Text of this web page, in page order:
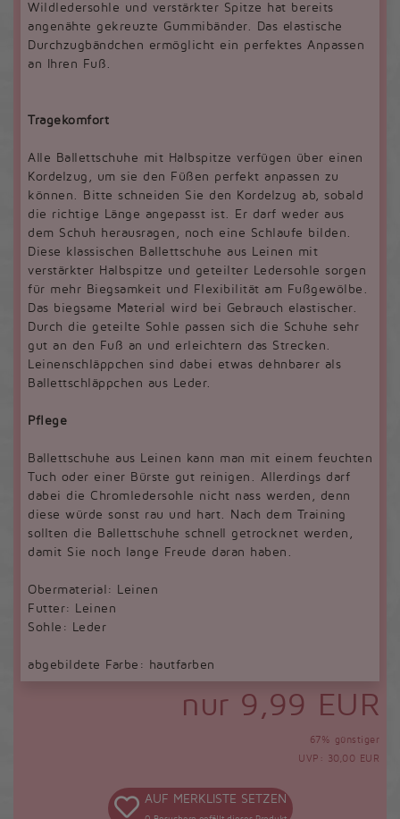
Wildledersohle und verstärkter Spitze hat bereits
angenähte gekreuzte Gummibänder. Das elastische
Durchzugbändchen ermöglicht ein perfektes Anpassen
an Ihren Fuß.
Tragekomfort
Alle Ballettschuhe mit Halbspitze verfügen über einen
Kordelzug, um sie den Füßen perfekt anpassen zu
können. Bitte schneiden Sie den Kordelzug ab, sobald
die richtige Länge angepasst ist. Er darf weder aus
dem Schuh herausragen, noch eine Schlaufe bilden.
Diese klassischen Ballettschuhe aus Leinen mit
verstärkter Halbspitze und geteilter Ledersohle sorgen
für mehr Biegsamkeit und Flexibilität am Fußgewölbe.
Das biegsame Material wird bei Gebrauch elastischer.
Durch die geteilte Sohle passen sich die Schuhe sehr
gut an den Fuß an und erleichtern das Strecken.
Leinenschläppchen sind dabei etwas dehnbarer als
Ballettschläppchen aus Leder.
Pflege
Ballettschuhe aus Leinen kann man mit einem feuchten
Tuch oder einer Bürste gut reinigen. Allerdings darf
dabei die Chromledersohle nicht nass werden, denn
diese würde sonst rau und hart. Nach dem Training
sollten die Ballettschuhe schnell getrocknet werden,
damit Sie noch lange Freude daran haben.
Obermaterial: Leinen
Futter: Leinen
Sohle: Leder
abgebildete Farbe: hautfarben
nur 9,99 EUR
67% günstiger
UVP: 30,00 EUR
AUF MERKLISTE SETZEN